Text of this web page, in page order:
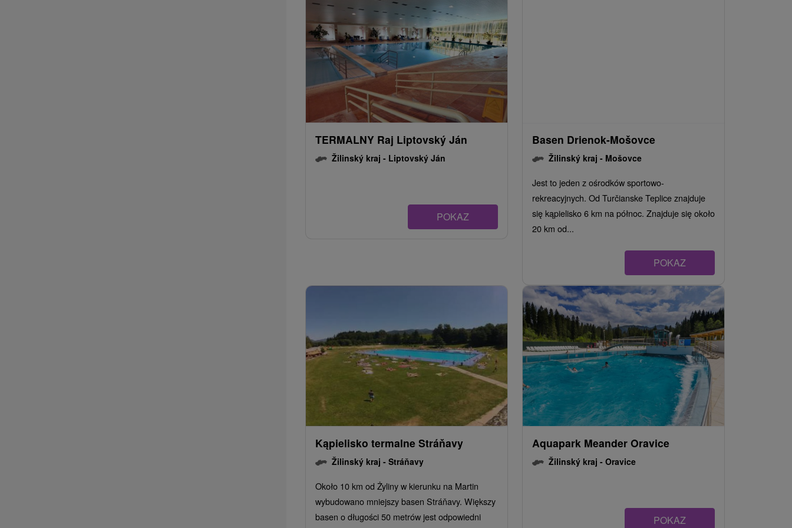
TERMALNY Raj Liptovský Ján
Žilinský kraj - Liptovský Ján
POKAZ
Basen Drienok-Mošovce
Žilinský kraj - Mošovce
Jest to jeden z ośrodków sportowo-
rekreacyjnych. Od Turčianske Teplice znajduje
się kąpielisko 6 km na północ. Znajduje się około
20 km od...
POKAZ
Kąpielisko termalne Stráňavy
Žilinský kraj - Stráňavy
Około 10 km od Żyliny w kierunku na Martin
wybudowano mniejszy basen Stráňavy. Większy
basen o długości 50 metrów jest odpowiedni
Aquapark Meander Oravice
Žilinský kraj - Oravice
POKAZ